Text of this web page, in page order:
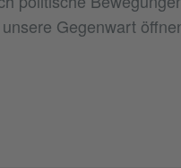
Gegenwart